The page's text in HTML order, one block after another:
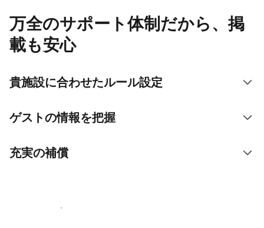
万全のサポート体制だから、掲
載も安心
貴施設に合わせたルール設定
ゲストの情報を把握
充実の補償
今すぐ掲載登録する